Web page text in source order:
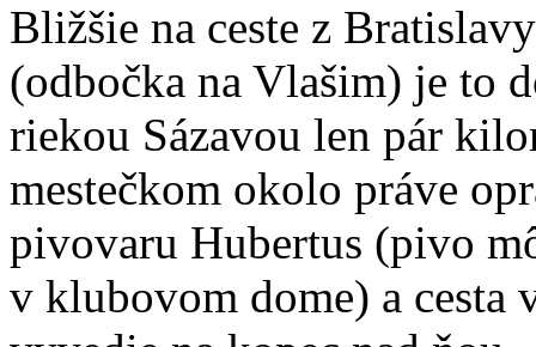
Bližšie na ceste z
(odbočka na Vlašim) je to
riekou Sázavou len pár
mestečkom okolo práve
pivovaru Hubertus (pivo
v klubovom dome) a cesta